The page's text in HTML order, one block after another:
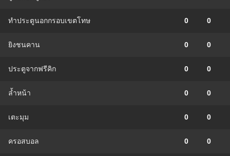
ทำประตูนอกกรอบเขตโทษ 0 0
ยิงชนคาน 0 0
ประตูจากฟรีคิก 0 0
ล้ำหน้า 0 0
เตะมุม 0 0
ครอสบอล 0 0